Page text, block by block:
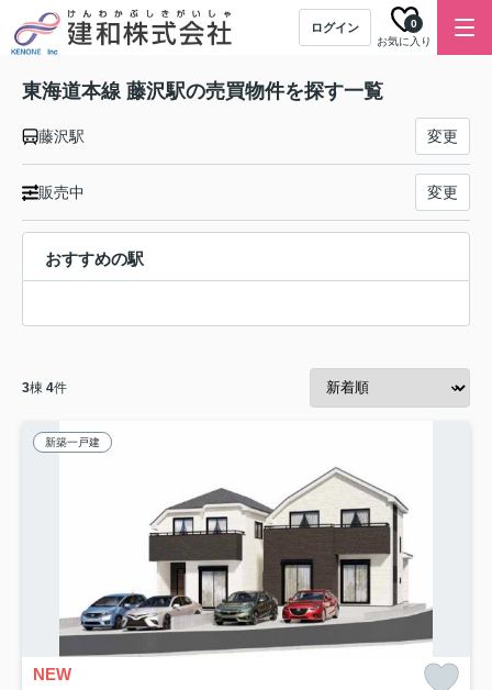
ログイン
お気に入り
0
東海道本線 藤沢駅の売買物件を探す一覧
藤沢駅 変更
販売中 変更
おすすめの駅
3棟 4件
新築一戸建
NEW